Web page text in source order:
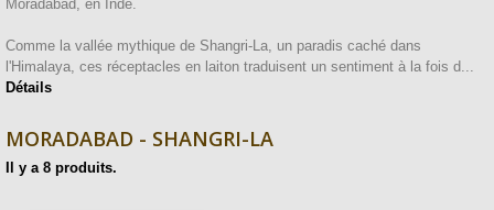
Moradabad, en Inde.
Comme la vallée mythique de Shangri-La, un paradis caché dans
l'Himalaya, ces réceptacles en laiton traduisent un sentiment à la fois d...
Détails
MORADABAD - SHANGRI-LA
Il y a 8 produits.